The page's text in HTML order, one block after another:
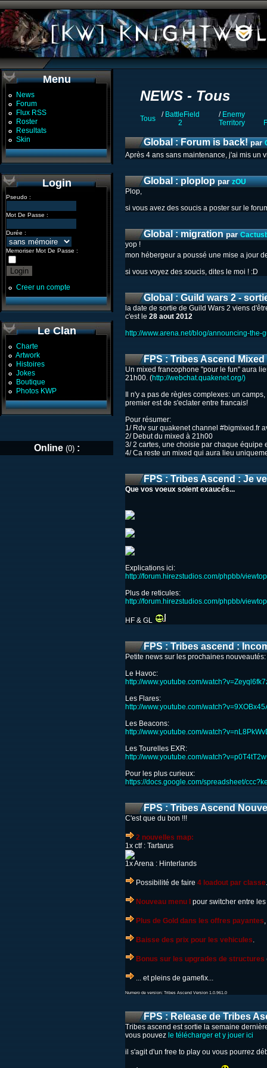
Menu
o News
o Forum
o Flux RSS
o Roster
o Resultats
o Skin
Login
Pseudo :
Mot De Passe :
Durée :
Memoriser Mot De Passe :
o Creer un compte
Le Clan
o Charte
o Artwork
o Histoires
o Jokes
o Boutique
o Photos KWP
Online (0):
NEWS - Tous
Tous /BattleField
2
/Enemy
Territory
Global : Forum is back!par
Après 4 ans sans maintenance, j'ai mis un
Global : ploplopparzOU
Plop,
si vous avez des soucis a poster sur le
Global : migrationpar
yop !
mon hébergeur a poussé une mise a jour
si vous voyez des soucis, dites le moi ! :D
Global : Guild wars 2 -
la date de sortie de Guild Wars 2 viens
c'est le 28 aout 2012
http://www.arena.net/blog/announcing-the-
FPS : Tribes Ascend
Un mixed francophone "pour le fun" aura
21h00. (http://webchat.quakenet.org/)
Il n'y a pas de règles complexes: un
premier est de s'eclater entre francais!
Pour résumer:
1/ Rdv sur quakenet channel #bigmixed.fr
2/ Debut du mixed à 21h00
3/ 2 cartes, une choisie par chaque équipe
4/ Ca reste un mixed qui aura lieu
FPS : Tribes Ascend : Je
Que vos voeux soient exaucés...
Explications ici:
http://forum.hirezstudios.com/phpbb/
Plus de reticules:
http://forum.hirezstudios.com/phpbb/
HF & GL
FPS : Tribes ascend :
Petite news sur les prochaines nouveautés:
Le Havoc:
http://www.youtube.com/
Les Flares:
http://www.youtube.com/
Les Beacons:
http://www.youtube.com/
Les Tourelles EXR:
http://www.youtube.com/
Pour les plus curieux:
https://docs.google.com/spreadsheet/
FPS : Tribes Ascend
C'est que du bon !!!
2 nouvelles map:
1x ctf : Tartarus
1x Arena : Hinterlands
Possibilité de faire 4 loadout par classe.
Nouveau menu I pour switcher entre
Plus de Gold dans les offres payantes
Baisse des prix pour les vehicules.
Bonus sur les upgrades de structures
... et pleins de gamefix...
Numero de version: Tribes Ascend Version 1.0.961.0
FPS : Release de Tribes
Tribes ascend est sortie la semaine
vous pouvez le télécharger et y jouer ici
il s'agit d'un free to play ou vous pourrez